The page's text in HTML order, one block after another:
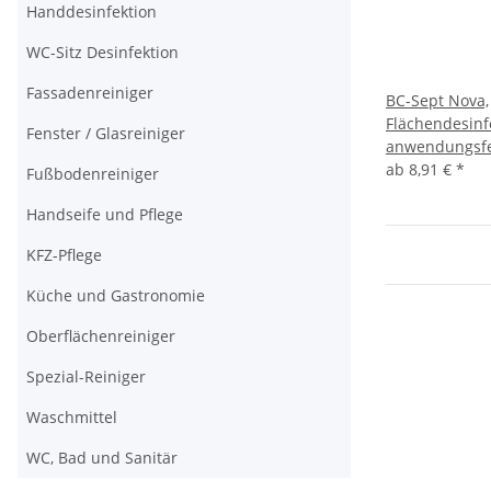
BC-Sept Nova,
ab 8,91 € *
Handdesinfektion
WC-Sitz Desinfektion
Fassadenreiniger
Fenster / Glasreiniger
Fußbodenreiniger
Handseife und Pflege
KFZ-Pflege
Küche und Gastronomie
Oberflächenreiniger
Spezial-Reiniger
Waschmittel
WC, Bad und Sanitär